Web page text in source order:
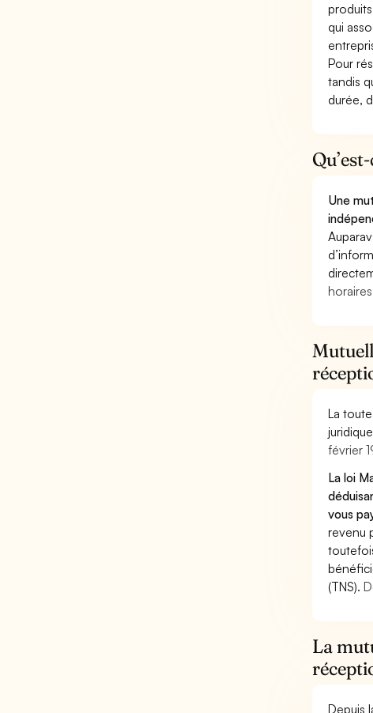
qui
Pour
tandis
durée,
Une
La
février
La loi
vous
revenu
(TNS).
La
Depuis